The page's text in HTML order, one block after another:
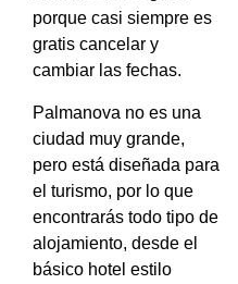
porque casi siempre es
gratis cancelar y
cambiar las fechas.
Palmanova no es una
ciudad muy grande,
pero está diseñada para
el turismo, por lo que
encontrarás todo tipo de
alojamiento, desde el
básico hotel estilo